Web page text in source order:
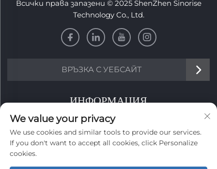
Всички права запазени © 2025 ShenZhen Sinorise
Technology Co., Ltd.
ВРЪЗКА С УЕБСАЙТ
ИНФОРМАЦИЯ
Запишете се, за да получавате нашия седмичен
бюлетин
We value your privacy
We use cookies and similar tools to provide our services.
If you don't want to accept all cookies, click Personalize
cookies.